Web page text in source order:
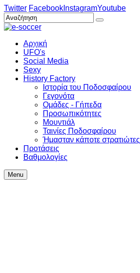
Twitter Facebook InstagramYoutube
Αρχική
UFO's
Social Media
Sexy
History Factory
Ιστορία του Ποδοσφαίρου
Γεγονότα
Ομάδες - Γήπεδα
Προσωπικότητες
Μουντιάλ
Ταινίες Ποδοσφαίρου
Ήμασταν κάποτε στρατιώτες
Προτάσεις
Βαθμολογίες
Menu